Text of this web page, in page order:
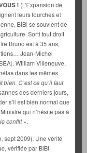
! (L’Expansion de
leurs fourches et
BiBi se souvient de
Sorti tout droit
Bruno est à 35 ans,
Jean-Michel
William Villeneuve,
dans les mêmes
bien. C’est ce qu’il faut
des derniers jours,
s’il est bien normal que
qui n’hésite pas à
conflit».
sept 2009). Une vérité
vérifiée par BiBi